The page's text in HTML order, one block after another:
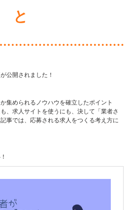
と
公開されました！
集められるノウハウを確立したポイント
、求人サイトを使うにも、決して「業者さ
事では、応募される求人をつくる考え方に